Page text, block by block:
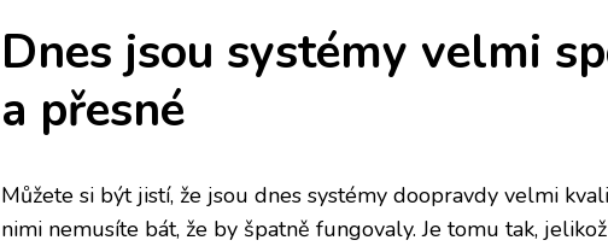
Dnes jsou systémy velmi
a přesné
Můžete si být jistí, že jsou dnes systémy doopravdy velmi
nimi nemusíte bát, že by špatně fungovaly. Je tomu tak,